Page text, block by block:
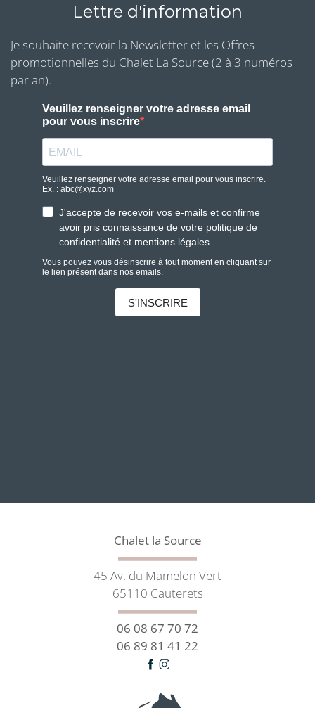
Lettre d'information
Je souhaite recevoir la Newsletter et les Offres
promotionnelles du Chalet La Source (2 à 3 numéros
par an).
Chalet la Source
45 Av. du Mamelon Vert
65110 Cauterets
06 08 67 70 72
06 89 81 41 22